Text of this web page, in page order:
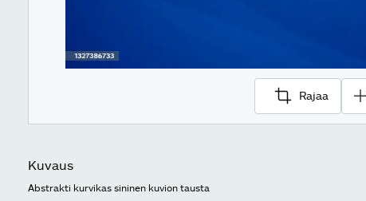
Rajaa
Kuvaus
Abstrakti kurvikas sininen kuvion tausta